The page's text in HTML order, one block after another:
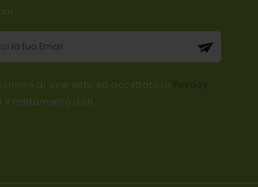
di aver letto ed accettato la
il trattamento dati.